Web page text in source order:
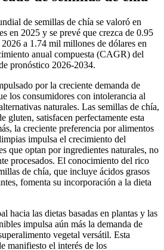
de semillas de chía se valoró en
en 2025 y se prevé que crezca de 0.95
a 1.74 mil millones de dólares en
anual compuesta (CAGR) del
pronóstico 2026-2034.
por la creciente demanda de
los consumidores con intolerancia al
naturales. Las semillas de chía,
gluten, satisfacen perfectamente esta
la creciente preferencia por alimentos
impulsa el crecimiento del
que optan por ingredientes naturales, no
procesados. El conocimiento del rico
de chía, que incluye ácidos grasos
fomenta su incorporación a la dieta
hacia las dietas basadas en plantas y las
impulsa aún más la demanda de
vegetal versátil. Esta
manifiesto el interés de los